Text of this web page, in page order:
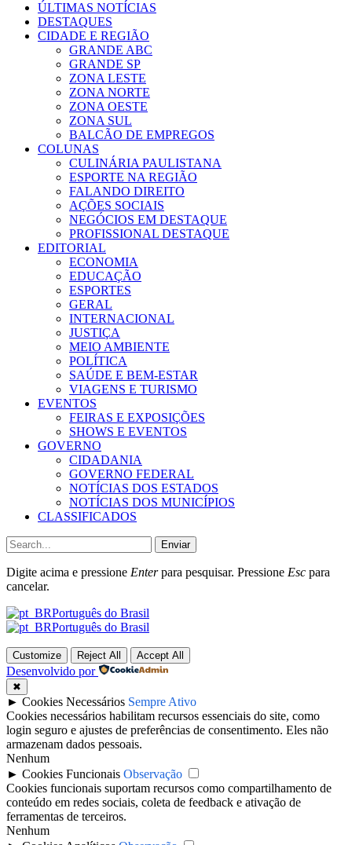
ÚLTIMAS NOTÍCIAS
DESTAQUES
CIDADE E REGIÃO
GRANDE ABC
GRANDE SP
ZONA LESTE
ZONA NORTE
ZONA OESTE
ZONA SUL
BALCÃO DE EMPREGOS
COLUNAS
CULINÁRIA PAULISTANA
ESPORTE NA REGIÃO
FALANDO DIREITO
AÇÕES SOCIAIS
NEGÓCIOS EM DESTAQUE
PROFISSIONAL DESTAQUE
EDITORIAL
ECONOMIA
EDUCAÇÃO
ESPORTES
GERAL
INTERNACIONAL
JUSTIÇA
MEIO AMBIENTE
POLÍTICA
SAÚDE E BEM-ESTAR
VIAGENS E TURISMO
EVENTOS
FEIRAS E EXPOSIÇÕES
SHOWS E EVENTOS
GOVERNO
CIDADANIA
GOVERNO FEDERAL
NOTÍCIAS DOS ESTADOS
NOTÍCIAS DOS MUNICÍPIOS
CLASSIFICADOS
Enviar
Digite acima e pressione Enterpara pesquisar. Pressione Esc para
cancelar.
Português do Brasil
Português do Brasil
Customize Reject All Accept All
Desenvolvido por
✖
► Cookies Necessários Sempre Ativo
Cookies necessários habilitam recursos essenciais do site, como
login seguro e ajustes de preferências de consentimento. Eles não
armazenam dados pessoais.
Nenhum
► Cookies Funcionais Observação
Cookies funcionais suportam recursos como compartilhamento de
conteúdo em redes sociais, coleta de feedback e ativação de
ferramentas de terceiros.
Nenhum